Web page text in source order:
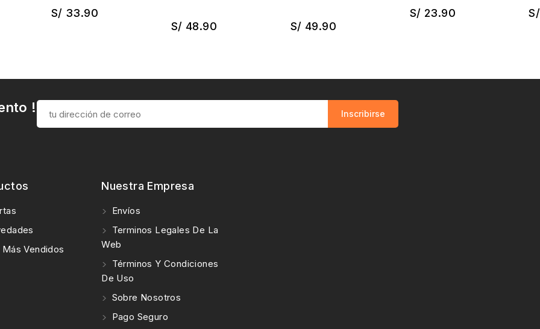
S/ 33.90
S/ 48.90 S/ 49.90
S/ 23.90
!
Vendidos
Nuestra Empresa
Envíos
Terminos Legales De La
Web
Términos Y Condiciones
De Uso
Sobre Nosotros
Pago Seguro